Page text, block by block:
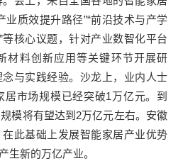
业质效提升路径”“前沿技术与产学
等核心议题，针对产业数智化平台
材料创新应用等关键环节开展研
与实践经验。沙龙上，业内人士
市场规模已经突破1万亿元。到
模将有望达到2万亿元左右。安徽
此基础上发展智能家居产业优势
生新的万亿产业。